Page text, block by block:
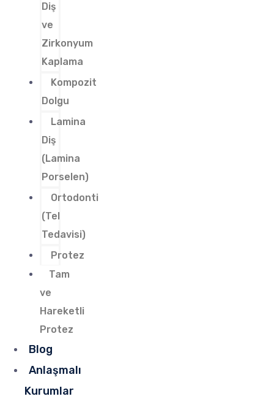
Diş
ve
Zirkonyum
Kaplama
Kompozit
Dolgu
Lamina
Diş
(Lamina
Porselen)
Ortodonti
(Tel
Tedavisi)
Protez
Tam
ve
Hareketli
Protez
Blog
Anlaşmalı
Kurumlar